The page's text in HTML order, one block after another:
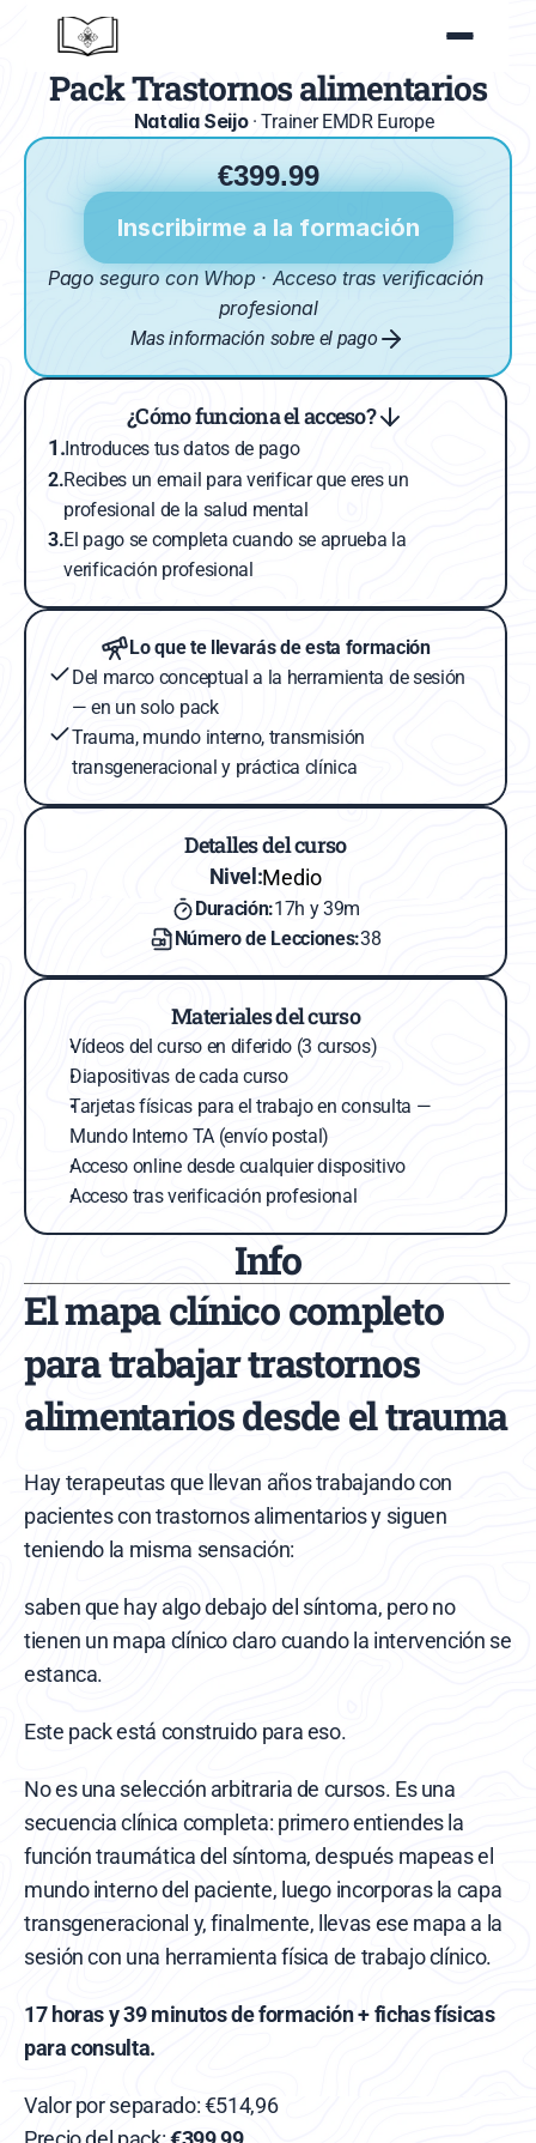
Pack Trastornos alimentarios
Natalia Seijo· Trainer EMDR Europe
Pago seguro con Whop · Acceso tras verificación
profesional
Inscribirme a la formación
Mas información sobre el pago
€399.99
Info
El mapa clínico completo
para trabajar trastornos
alimentarios desde el trauma
Hay terapeutas que llevan años trabajando con
pacientes con trastornos alimentarios y siguen
teniendo la misma sensación:
saben que hay algo debajo del síntoma, pero no
tienen un mapa clínico claro cuando la intervención se
estanca.
Este pack está construido para eso.
No es una selección arbitraria de cursos. Es una
secuencia clínica completa: primero entiendes la
función traumática del síntoma, después mapeas el
mundo interno del paciente, luego incorporas la capa
transgeneracional y, finalmente, llevas ese mapa a la
sesión con una herramienta física de trabajo clínico.
17 horas y 39 minutos de formación + fichas físicas
para consulta.
Valor por separado: €514,96
¿Cómo funciona el acceso?
1.Introduces tus datos de pago
2.Recibes un email para verificar que eres un
profesional de la salud mental
3.El pago se completa cuando se aprueba la
verificación profesional
Del marco conceptual a la herramienta de sesión
— en un solo pack
Trauma, mundo interno, transmisión
transgeneracional y práctica clínica
Lo que te llevarás de esta formación
Detalles del curso
Nivel:Medio
Duración:17h y 39m
Número de Lecciones:38
Materiales del curso
Vídeos del curso en diferido (3 cursos)
Diapositivas de cada curso
Tarjetas físicas para el trabajo en consulta —
Mundo Interno TA (envío postal)
Acceso online desde cualquier dispositivo
Acceso tras verificación profesional